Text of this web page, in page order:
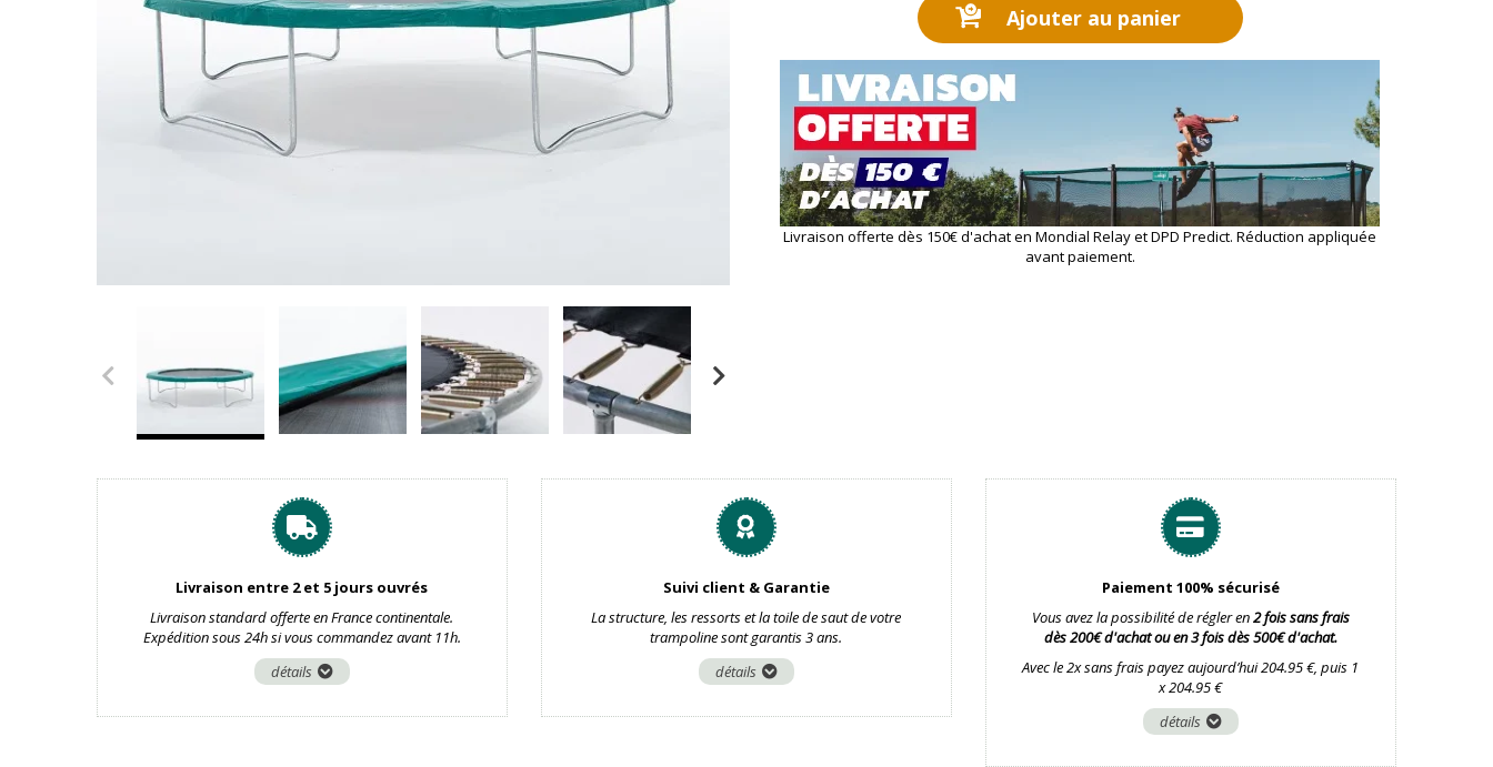
Ajouter au panier
Livraison offerte dès 150€ d'achat en Mondial Relay et DPD Predict. Réduction appliquée
avant paiement.
Livraison entre 2 et 5 jours ouvrés
Livraison standard offerte en France continentale.
Expédition sous 24h si vous commandez avant 11h.
détails
Suivi client & Garantie
La structure, les ressorts et la toile de saut de votre
trampoline sont garantis 3 ans.
détails
Paiement 100% sécurisé
Vous avez la possibilité de régler en2 fois sans frais
dès 200€ d'achat ou en 3 fois dès 500€ d'achat.
Avec le 2x sans frais payez aujourd’hui 204.95 €, puis 1
x 204.95 €
détails